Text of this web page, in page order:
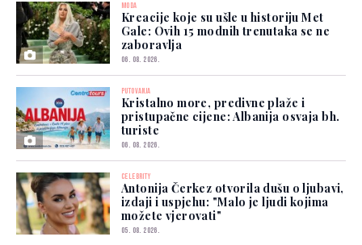
MODA
Kreacije koje su ušle u historiju Met
Gale: Ovih 15 modnih trenutaka se ne
zaboravlja
06. 08. 2026.
PUTOVANJA
Kristalno more, predivne plaže i
pristupačne cijene: Albanija osvaja bh.
turiste
06. 08. 2026.
CELEBRITY
Antonija Čerkez otvorila dušu o ljubavi,
izdaji i uspjehu: "Malo je ljudi kojima
možete vjerovati"
05. 08. 2026.